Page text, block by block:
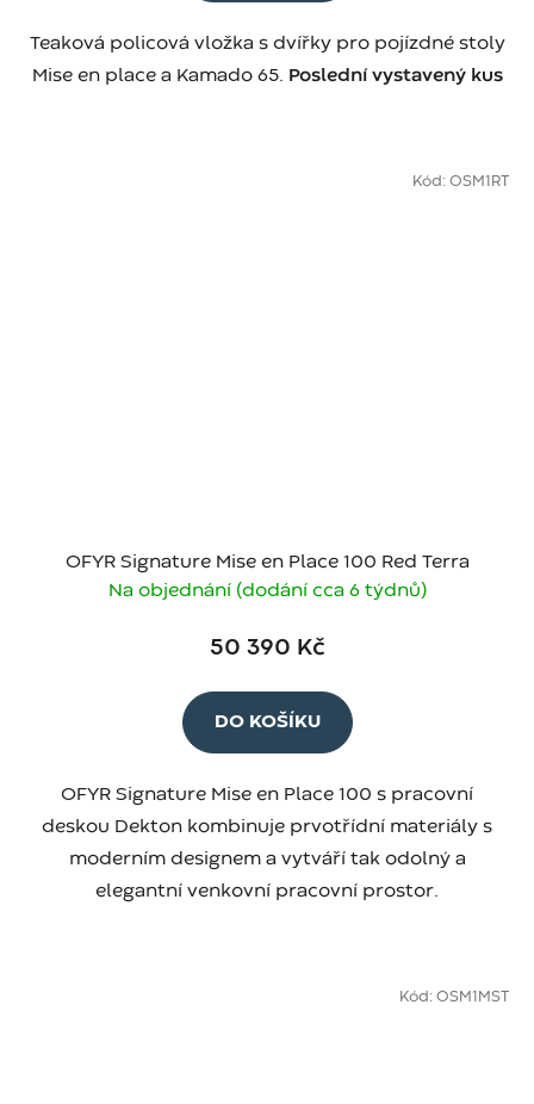
Teaková policová vložka s dvířky pro pojízdné stoly
Mise en place a Kamado 65. Poslední vystavený kus
OFYR Signature Mise en Place 100 Red Terra
Na objednání (dodání cca 6 týdnů)
50 390 Kč
DO KOŠÍKU
OFYR Signature Mise en Place 100 s pracovní
deskou Dekton kombinuje prvotřídní materiály s
moderním designem a vytváří tak odolný a
elegantní venkovní pracovní prostor.
Kód: OSM1RT
Kód: OSM1MST